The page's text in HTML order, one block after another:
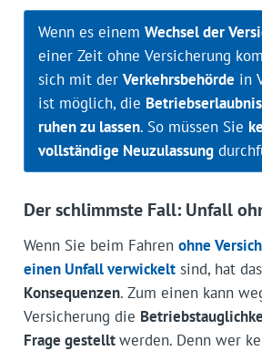
Wenn es einem Wechsel der
einer Zeit ohne Versicherung
sich mit der Verkehrsbehörde in
ist möglich, die
ruhen zu lassen. So müssen Sie
vollständige Neuzulassung
Der schlimmste Fall: Unfall
Wenn Sie beim Fahren ohne
einen Unfall verwickeltsind, hat das
Konsequenzen. Zum einen kann
Versicherung die
Frage gestelltwerden. Denn wer